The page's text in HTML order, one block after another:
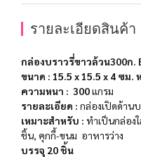
รายละเอียดสินค้า
กล่องบราวรี่ขาวล้วน300ก.
ขนาด : 15.5 x 15.5 x 4 ซม.
ความหนา : 300แกรม
รายละเอียด : กล่องเปิดด้าน
เหมาะสำหรับ : ทำเป็นกล่อง
ชิ้น, คุกกี้-ขนม อาหารว่าง
บรรจุ 20 ชิ้น